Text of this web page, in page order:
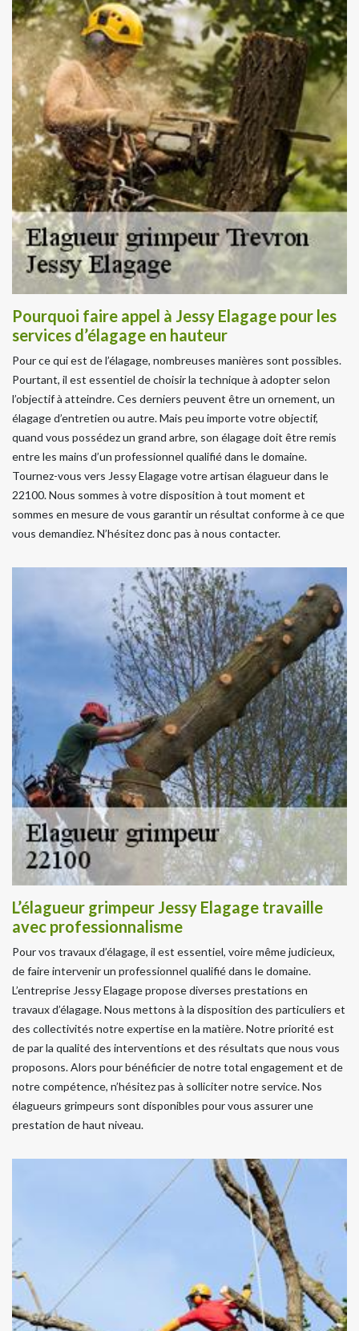
Pourquoi faire appel à Jessy Elagage pour les
services d’élagage en hauteur
Pour ce qui est de l’élagage, nombreuses manières sont possibles.
Pourtant, il est essentiel de choisir la technique à adopter selon
l’objectif à atteindre. Ces derniers peuvent être un ornement, un
élagage d’entretien ou autre. Mais peu importe votre objectif,
quand vous possédez un grand arbre, son élagage doit être remis
entre les mains d’un professionnel qualifié dans le domaine.
Tournez-vous vers Jessy Elagage votre artisan élagueur dans le
22100. Nous sommes à votre disposition à tout moment et
sommes en mesure de vous garantir un résultat conforme à ce que
vous demandiez. N’hésitez donc pas à nous contacter.
L’élagueur grimpeur Jessy Elagage travaille
avec professionnalisme
Pour vos travaux d’élagage, il est essentiel, voire même judicieux,
de faire intervenir un professionnel qualifié dans le domaine.
L’entreprise Jessy Elagage propose diverses prestations en
travaux d’élagage. Nous mettons à la disposition des particuliers et
des collectivités notre expertise en la matière. Notre priorité est
de par la qualité des interventions et des résultats que nous vous
proposons. Alors pour bénéficier de notre total engagement et de
notre compétence, n’hésitez pas à solliciter notre service. Nos
élagueurs grimpeurs sont disponibles pour vous assurer une
prestation de haut niveau.